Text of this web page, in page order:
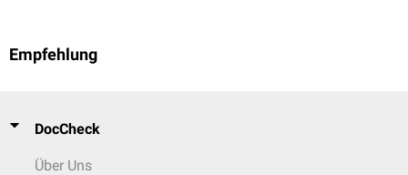
Empfehlung
DocCheck
Über Uns